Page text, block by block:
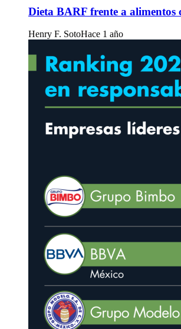
Dieta BARF frente a alimentos
Henry F. SotoHace 1 año